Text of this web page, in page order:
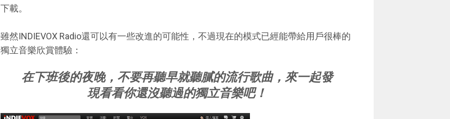
下載。
雖然INDIEVOX Radio還可以有一些改進的可能性，不過現在的模式已經能帶給用戶很棒的
獨立音樂欣賞體驗：
在下班後的夜晚，不要再聽早就聽膩的流行歌曲，來一起發
現看看你還沒聽過的獨立音樂吧！